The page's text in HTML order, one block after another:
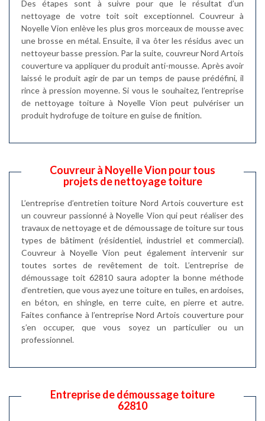
Des étapes sont à suivre pour que le résultat d’un
nettoyage de votre toit soit exceptionnel. Couvreur à
Noyelle Vion enlève les plus gros morceaux de mousse avec
une brosse en métal. Ensuite, il va ôter les résidus avec un
nettoyeur basse pression. Par la suite, couvreur Nord Artois
couverture va appliquer du produit anti-mousse. Après avoir
laissé le produit agir de par un temps de pause prédéfini, il
rince à pression moyenne. Si vous le souhaitez, l’entreprise
de nettoyage toiture à Noyelle Vion peut pulvériser un
produit hydrofuge de toiture en guise de finition.
Couvreur à Noyelle Vion pour tous
projets de nettoyage toiture
L’entreprise d’entretien toiture Nord Artois couverture est
un couvreur passionné à Noyelle Vion qui peut réaliser des
travaux de nettoyage et de démoussage de toiture sur tous
types de bâtiment (résidentiel, industriel et commercial).
Couvreur à Noyelle Vion peut également intervenir sur
toutes sortes de revêtement de toit. L’entreprise de
démoussage toit 62810 saura adopter la bonne méthode
d’entretien, que vous ayez une toiture en tuiles, en ardoises,
en béton, en shingle, en terre cuite, en pierre et autre.
Faites confiance à l’entreprise Nord Artois couverture pour
s’en occuper, que vous soyez un particulier ou un
professionnel.
Entreprise de démoussage toiture
62810